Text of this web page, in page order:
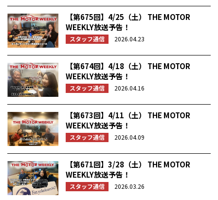
【第675回】4/25（土） THE MOTOR
WEEKLY放送予告！
スタッフ通信 2026.04.23
【第674回】4/18（土） THE MOTOR
WEEKLY放送予告！
スタッフ通信 2026.04.16
【第673回】4/11（土） THE MOTOR
WEEKLY放送予告！
スタッフ通信 2026.04.09
【第671回】3/28（土） THE MOTOR
WEEKLY放送予告！
スタッフ通信 2026.03.26